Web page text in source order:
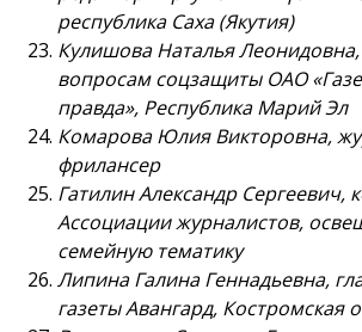
республика Саха (Якутия)
Кулишова Наталья
вопросам соцзащиты ОАО
правда», Республика Марий Эл
Комарова Юлия Викторовна,
фрилансер
Гатилин Александр Сергеевич,
Ассоциации журналистов,
семейную тематику
Липина Галина Геннадьевна,
газеты Авангард, Костромская